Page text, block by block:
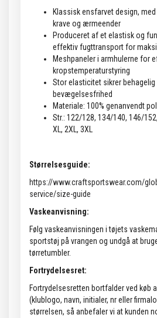
Klassisk ensfarvet design,
krave og ærmeender
Produceret af et elastisk og
effektiv fugttransport for
Meshpaneler i armhulerne for
kropstemperaturstyring
Stor elasticitet sikrer
bevægelsesfrihed
Materiale: 100% genanvendt
Str.: 122/128, 134/140, 146/
XL, 2XL, 3XL
Størrelsesguide:
https://www.craftsportswear.com/
service/size-guide
Vaskeanvisning:
Følg vaskeanvisningen i tøjets
sportstøj på vrangen og undgå at
tørretumbler.
Fortrydelsesret:
Fortrydelsesretten bortfalder ved køb
(klublogo, navn, initialer, nr eller
størrelsen, så anbefaler vi at kunden